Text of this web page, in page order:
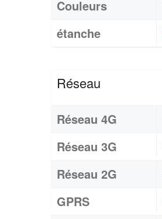
Couleurs
étanche
Réseau
Réseau 4G
Réseau 3G
Réseau 2G
GPRS